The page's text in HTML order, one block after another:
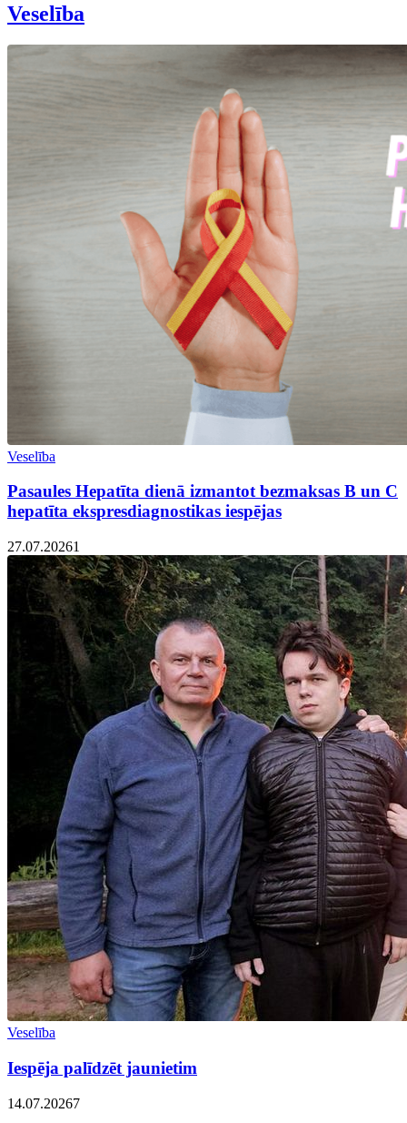
Veselība
Veselība
Pasaules Hepatīta dienā izmantot bezmaksas B un C
hepatīta ekspresdiagnostikas iespējas
27.07.20261
Veselība
Iespēja palīdzēt jaunietim
14.07.20267